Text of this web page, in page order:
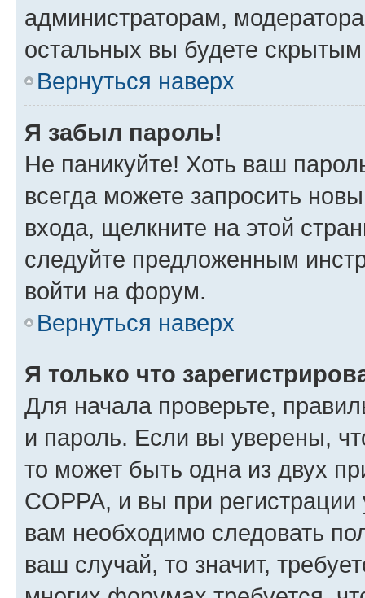
администраторам,
остальных вы будете
Вернуться наверх
Я забыл пароль!
Не паникуйте! Хоть ваш
всегда можете запросить
входа, щелкните на этой
следуйте предложенным
войти на форум.
Вернуться наверх
Я только что
Для начала проверьте,
и пароль. Если вы уверены,
то может быть одна из двух
COPPA, и вы при
вам необходимо следовать
ваш случай, то значит,